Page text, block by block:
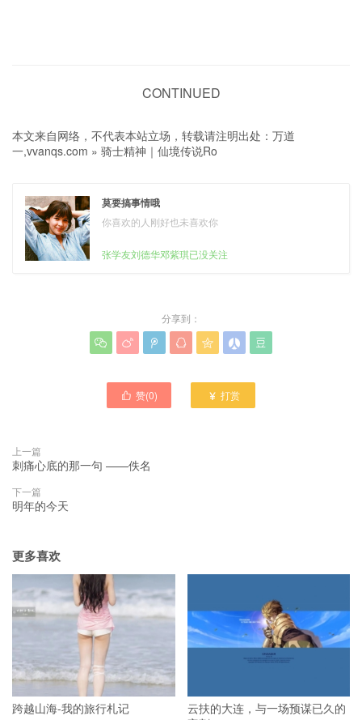
CONTINUED
本文来自网络，不代表本站立场，转载请注明出处： 万道
一,vvanqs.com » 骑士精神｜仙境传说Ro
莫要搞事情哦
你喜欢的人刚好也未喜欢你
张学友刘德华邓紫琪已没关注
分享到：
      
 赞(0)  打赏
上一篇
刺痛心底的那一句 ——佚名
下一篇
明年的今天
更多喜欢
跨越山海-我的旅行札记
云扶的大连，与一场预谋已久的